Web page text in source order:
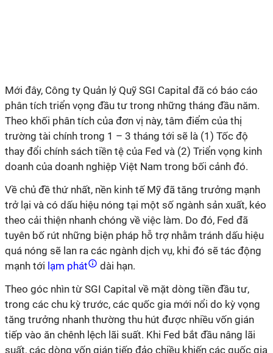
Mới đây, Công ty Quản lý Quỹ SGI Capital đã có báo cáo
phân tích triển vọng đầu tư trong những tháng đầu năm.
Theo khối phân tích của đơn vị này, tâm điểm của thị
trường tài chính trong 1 – 3 tháng tới sẽ là (1) Tốc độ
thay đổi chính sách tiền tệ của Fed và (2) Triển vọng kinh
doanh của doanh nghiệp Việt Nam trong bối cảnh đó.
Về chủ đề thứ nhất, nền kinh tế Mỹ đã tăng trưởng mạnh
trở lại và có dấu hiệu nóng tại một số ngành sản xuất, kéo
theo cải thiện nhanh chóng về việc làm. Do đó, Fed đã
tuyên bố rút những biện pháp hỗ trợ nhằm tránh dấu hiệu
quá nóng sẽ lan ra các ngành dịch vụ, khi đó sẽ tác động
mạnh tới lạm phát
dài hạn.
Theo góc nhìn từ SGI Capital về mặt dòng tiền đầu tư,
trong các chu kỳ trước, các quốc gia mới nổi do kỳ vọng
tăng trưởng nhanh thường thu hút được nhiều vốn gián
tiếp vào ăn chênh lệch lãi suất. Khi Fed bắt đầu nâng lãi
suất, các dòng vốn gián tiếp đảo chiều khiến các quốc gia